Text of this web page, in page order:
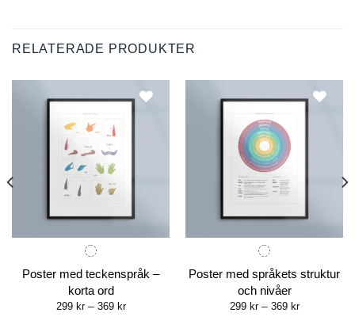
RELATERADE PRODUKTER
Poster med teckenspråk –
korta ord
299 kr – 369 krPrice
Poster med språkets struktur
och nivåer
299 kr – 369 krPrice